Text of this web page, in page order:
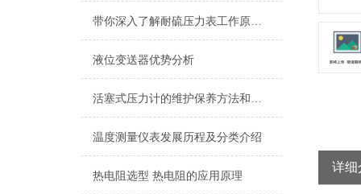
带你深入了解耐硫压力表工作原理及其构造
液位变送器优势分析
活塞式压力计的维护保养方法和其工作原理介绍
温度测量仪表发展历程及分类介绍
热电阻选型 热电阻的应用原理
详细